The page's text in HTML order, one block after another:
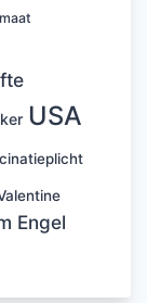
USA
Engel